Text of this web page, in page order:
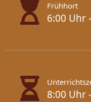
Frühhort
6:00 Uhr
8:00 Uhr